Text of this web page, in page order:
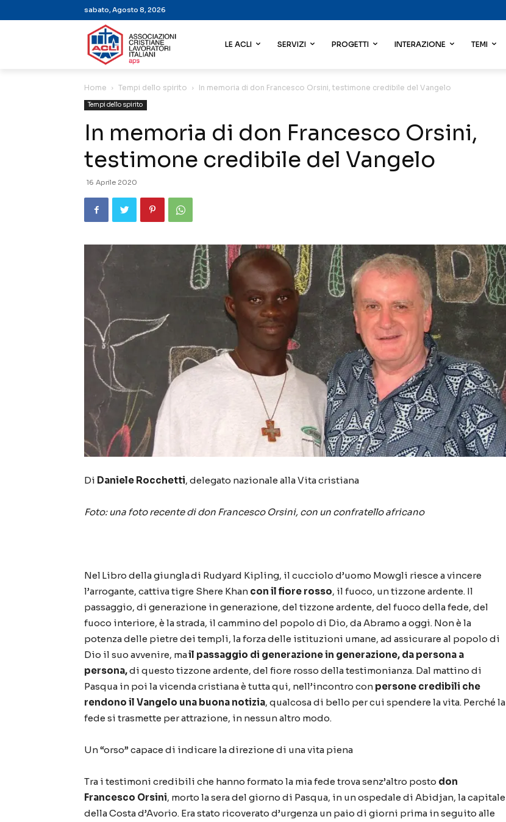
sabato, Agosto 8, 2026
LE ACLI SERVIZI PROGETTI INTERAZIONE TEMI
Home Tempi dello spirito In memoria di don Francesco Orsini, testimone credibile del Vangelo
Tempi dello spirito
In memoria di don Francesco Orsini,
testimone credibile del Vangelo
16 Aprile 2020
Di Daniele Rocchetti, delegato nazionale alla Vita cristiana
Foto: una foto recente di don Francesco Orsini, con un confratello africano
Nel Libro della giungladi Rudyard Kipling, il cucciolo d’uomo Mowgli riesce a vincere
l’arrogante, cattiva tigre Shere Khan con il fiore rosso, il fuoco, un tizzone ardente. Il
passaggio, di generazione in generazione, del tizzone ardente, del fuoco della fede, del
fuoco interiore, è la strada, il cammino del popolo di Dio, da Abramo a oggi. Nonè la
potenza delle pietre dei templi, la forza delle istituzioni umane, ad assicurare al popolo di
Dio il suo avvenire, mail passaggio di generazione in generazione, da persona a
persona,di questo tizzone ardente, del fiore rosso della testimonianza. Dal mattino di
Pasqua in poi la vicenda cristianaè tutta qui, nell’incontro con persone credibili che
rendono il Vangelo una buona notizia, qualcosa di bello per cui spendere la vita. Perché la
fede si trasmette per attrazione, in nessun altro modo.
Un“orso” capace di indicare la direzione di una vita piena
Tra i testimoni credibili che hanno formato la mia fede trova senz’altro posto don
Francesco Orsini, morto la sera del giorno di Pasqua, in un ospedale di Abidjan, la capitale
della Costa d’Avorio. Era stato ricoverato d’urgenza un paio di giorni prima in seguito alle